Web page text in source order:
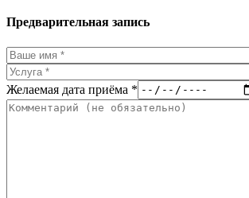
Предварительная запись
Желаемая дата приёма *